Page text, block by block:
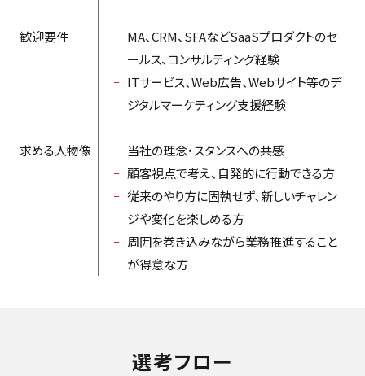
歓迎要件
MA、CRM、SFAなどSaaSプロダクトのセ
ールス、コンサルティング経験
ITサービス、Web広告、Webサイト等のデ
ジタルマーケティング支援経験
求める人物像
当社の理念・スタンスへの共感
顧客視点で考え、自発的に行動できる方
従来のやり方に固執せず、新しいチャレン
ジや変化を楽しめる方
周囲を巻き込みながら業務推進すること
が得意な方
選考フロー